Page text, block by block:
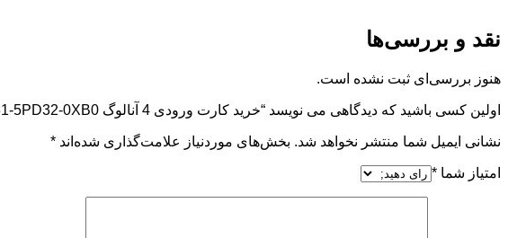
نقد و بررسی‌ها
هنوز بررسی‌ای ثبت نشده است.
اولین کسی باشید که دیدگاهی می نویسد “خرید کارت ورودی 4 آنالوگ 6ES7231-5PD32-0XB0”
نشانی ایمیل شما منتشر نخواهد شد. بخش‌های موردنیاز علامت‌گذاری شده‌اند *
امتیاز شما *